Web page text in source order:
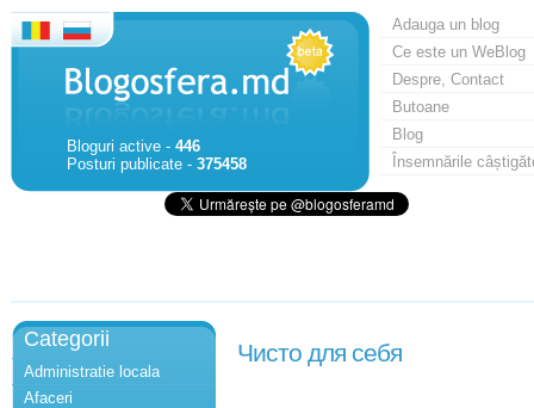
Bloguri active - 446
Posturi publicate - 375458
Adauga un blog
Ce este un WeBlog
Despre, Contact
Butoane
Blog
Însemnările
Categorii
Administratie locala
Afaceri
Чисто для себя